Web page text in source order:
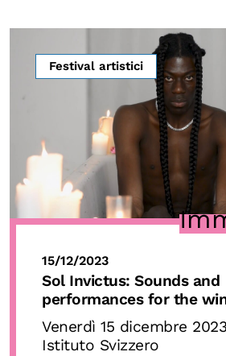
Festival artistici
15/12/2023
Sol Invictus: Sounds and
performances for the
Venerdì 15 dicembre 2023
Istituto Svizzero